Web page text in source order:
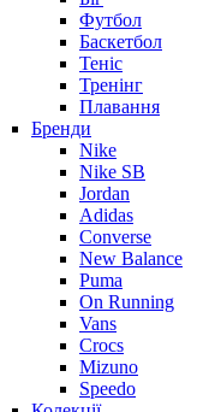
Футбол
Баскетбол
Теніс
Тренінг
Плавання
Бренди
Nike
Nike SB
Jordan
Adidas
Converse
New Balance
Puma
On Running
Vans
Crocs
Mizuno
Speedo